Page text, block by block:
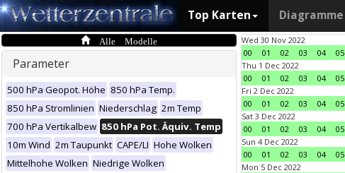
Top Karten Diagramme
Alle Modelle
Parameter
500 hPa Geopot. Höhe 850 hPa Temp.
850 hPa Stromlinien Niederschlag 2m Temp
700 hPa Vertikalbew 850 hPa Pot. Äquiv. Temp
10m Wind 2m Taupunkt CAPE/LI Hohe Wolken
Mittelhohe Wolken Niedrige Wolken
Wed 30 Nov 2022
00
01 02 03 04 05
Thu 1 Dec 2022
00
01 02 03 04 05
Fri 2 Dec 2022
00
01 02 03 04 05
Sat 3 Dec 2022
00
01 02 03 04 05
Sun 4 Dec 2022
00
01 02 03 04 05
Mon 5 Dec 2022